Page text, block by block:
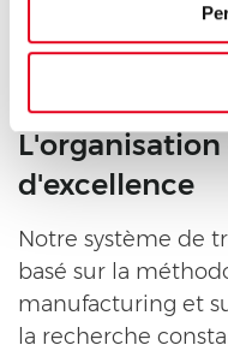
d'excellence
Notre système de
basé sur la
manufacturing et
la recherche